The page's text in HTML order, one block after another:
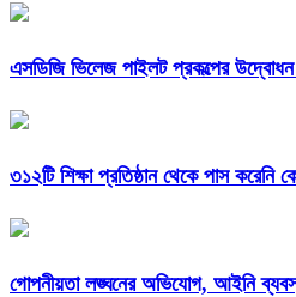
এসডিজি ভিলেজ পাইলট প্রকল্পের উদ্বোধন
৩১২টি শিক্ষা প্রতিষ্ঠান থেকে পাস করেনি
গোপনীয়তা লঙ্ঘনের অভিযোগ, আইনি